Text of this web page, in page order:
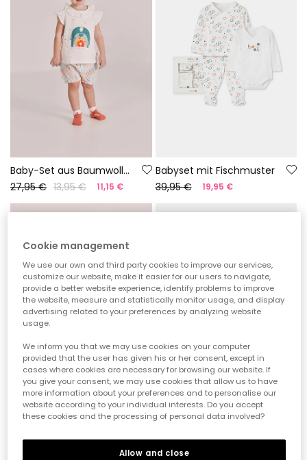
Baby-Set aus Baumwolle in Weiß
27,95 € 13,95 € 11,15 €
Babyset mit Fischmuster
39,95 €
19,95 €
Babykleid grün aus Baumwolle
32,95 € 16,45 € 14,85 €
27,95 € 13,95 € 11,15 €
Cookie management
We use our own and third party cookies to improve our services,
customize our website, make it easier for our users to navigate,
provide a better website experience, identify problems to improve
the website, measure and statistically monitor usage, and display
advertising related to your preferences by analyzing website
usage.
We inform you that we may use cookies on your computer
provided that the user has given his or her consent, except in
cases where cookies are necessary for browsing our website. If
you give your consent, we may use cookies that allow us to have
more information about your preferences and to personalise our
website according to your individual interests. Do you accept
these cookies and the processing of personal data involved?
Allow and close